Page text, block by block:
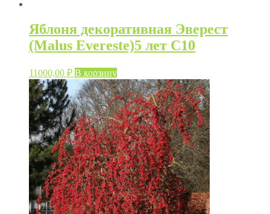
Яблоня декоративная Эверест
(Malus Evereste)5 лет C10
11000,00 ₽ В корзину